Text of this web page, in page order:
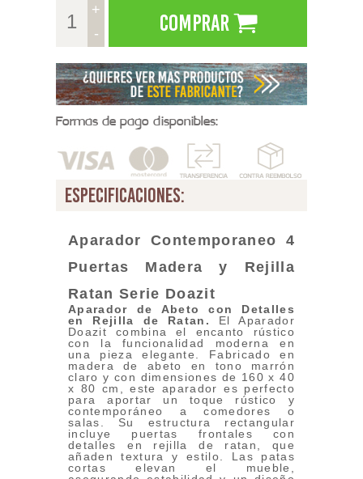
+
-
Comprar
Formas de pago disponibles:
especificaciones:
Aparador Contemporaneo 4
Puertas Madera y Rejilla
Ratan Serie Doazit
Aparador de Abeto con Detalles
en Rejilla de Ratan .
El Aparador
Doazit combina el encanto rústico
con la funcionalidad moderna en
una pieza elegante. Fabricado en
madera de abeto en tono marrón
claro y con dimensiones de 160 x 40
x 80 cm, este aparador es perfecto
para aportar un toque rústico y
contemporáneo a comedores o
salas. Su estructura rectangular
incluye puertas frontales con
detalles en rejilla de ratan, que
añaden textura y estilo. Las patas
cortas elevan el mueble,